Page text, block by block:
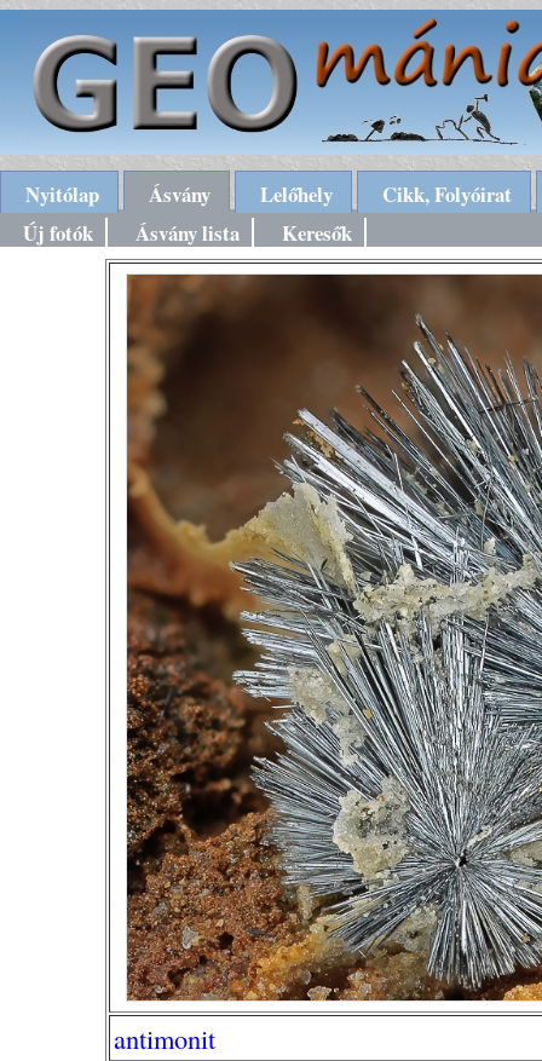
Nyitólap Ásvány Lelőhely
Cikk, Folyóirat
Új fotók
Ásvány lista Keresők
antimonit